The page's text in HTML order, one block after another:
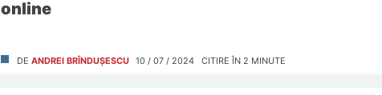
online
DE ANDREI BRÎNDUȘESCU 10 / 07 / 2024 CITIRE ÎN 2 MINUTE